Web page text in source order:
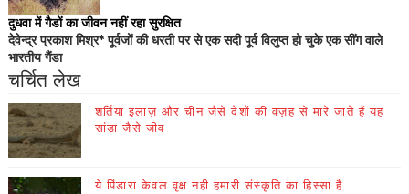
दुधवा में गैडों का जीवन नहीं रहा सुरक्षित
देवेन्द्र प्रकाश मिश्र* पूर्वजों की धरती पर से एक सदी पूर्व विलुप्त हो चुके एक सींग वाले
भारतीय गैंडा
चर्चित लेख
शर्तिया इलाज़ और चीन जैसे देशों की वज़ह से मारे जाते हैं यह
सांडा जैसे जीव
ये पिंडारा केवल वृक्ष नही हमारी संस्कृति का हिस्सा है